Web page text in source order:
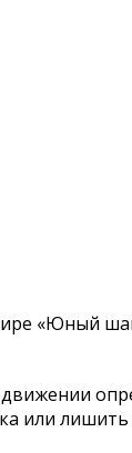
«Юный
или лишить